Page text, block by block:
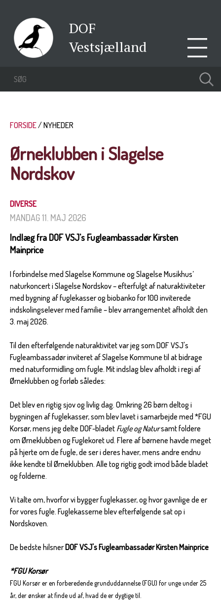
DOF
Vestsjælland
FORSIDE NYHEDER
Ørneklubben i Slagelse
Nordskov
DIVERSE
MANDAG 11. MAJ 2026
Indlæg fra DOF VSJ's Fugleambassadør Kirsten
Mainprice
I forbindelse med Slagelse Kommune og Slagelse Musikhus’
naturkoncert i Slagelse Nordskov – efterfulgt af naturaktiviteter
med bygning af fuglekasser og biobanko for 100 inviterede
indskolingselever med familie – blev arrangementet afholdt den
3. maj 2026.
Til den efterfølgende naturaktivitet var jeg som DOF VSJ's
Fugleambassadør inviteret af Slagelse Kommune til at bidrage
med naturformidling om fugle. Mit indslag blev afholdt i regi af
Ørneklubben og forløb således:
Det blev en rigtig sjov og livlig dag. Omkring 26 børn deltog i
bygningen af fuglekasser, som blev lavet i samarbejde med *FGU
Korsør, mens jeg delte DOF-bladet Fugle og Natursamt foldere
om Ørneklubben og Fuglekoret ud. Flere af børnene havde meget
på hjerte om de fugle, de ser i deres haver, mens andre endnu
ikke kendte til Ørneklubben. Alle tog rigtig godt imod både bladet
og folderne.
Vi talte om, hvorfor vi bygger fuglekasser, og hvor gavnlige de er
for vores fugle. Fuglekasserne blev efterfølgende sat op i
Nordskoven.
De bedste hilsnerDOF VSJ's FugleambassadørKirsten Mainprice
*FGU Korsør
FGU Korsør er en forberedende grunduddannelse (FGU) for unge under 25
år, der ønsker at finde ud af, hvad de er dygtige til.